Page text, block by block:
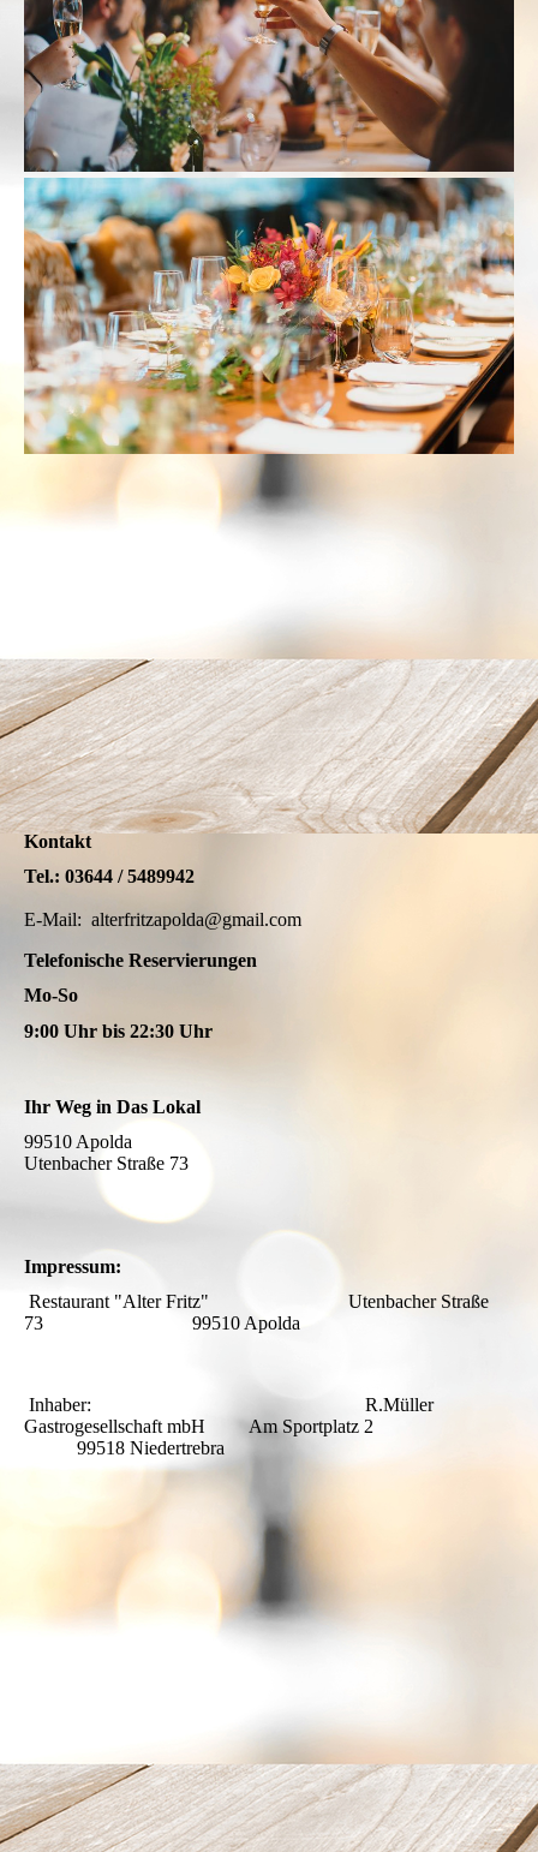
Kontakt
Tel.: 03644 / 5489942
E-Mail: alterfritzapolda@gmail.com
Telefonische Reservierungen
Mo-So
9:00 Uhr bis 22:30 Uhr
Ihr Weg in Das Lokal
99510 Apolda
Utenbacher Straße 73
Impressum:
Restaurant "Alter Fritz" Utenbacher Straße
73 99510 Apolda
Inhaber: R.Müller
Gastrogesellschaft mbH Am Sportplatz 2
99518 Niedertrebra
x